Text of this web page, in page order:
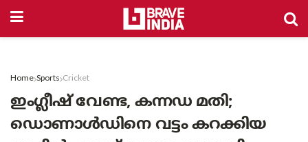
Home Sports Cricket
ഇംഗ്ലീഷ് വേണ്ട, കന്നഡ മതി;
ഡൊണാൾഡിനെ വട്ടം കറക്കിയ